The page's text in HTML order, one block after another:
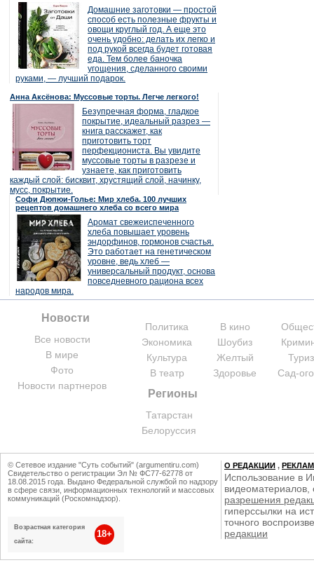
Домашние заготовки — простой
способ есть полезные фрукты и
овощи круглый год. А еще это
очень удобно: делать их легко и
под рукой всегда будет готовая
еда. Тем более баночка
угощения, сделанного своими
руками, — лучший подарок.
Анна Аксёнова: Муссовые торты. Легче легкого!
Безупречная форма, гладкое
покрытие, идеальный разрез —
книга расскажет, как
приготовить торт
перфекциониста. Вы увидите
муссовые торты в разрезе и
узнаете, как приготовить
каждый слой: бисквит, хрустящий слой, начинку,
мусс, покрытие.
Софи Дюпюи-Голье: Мир хлеба. 100 лучших
рецептов домашнего хлеба со всего мира
Аромат свежеиспеченного
хлеба повышает уровень
эндорфинов, гормонов счастья.
Это работает на генетическом
уровне, ведь хлеб —
универсальный продукт, основа
повседневного рациона всех
народов мира.
Новости
Все новости
В мире
Фото
Новости партнеров
Политика
Экономика
Культура
В театр
В кино
Шоубиз
Желтый
Здоровье
Сад-
Регионы
Татарстан
Белоруссия
© Сетевое издание "Суть событий" (argumentiru.com)
Свидетельство о регистрации Эл № ФС77-62778 от
18.08.2015 года. Выдано Федеральной службой по надзору
в сфере связи, информационных технологий и массовых
коммуникаций (Роскомнадзор).
Возрастная категория
сайта:
18+
О РЕДАКЦИИ ,
Использование в
видеоматериалов,
разрешения
гиперссылки на
точного
редакции